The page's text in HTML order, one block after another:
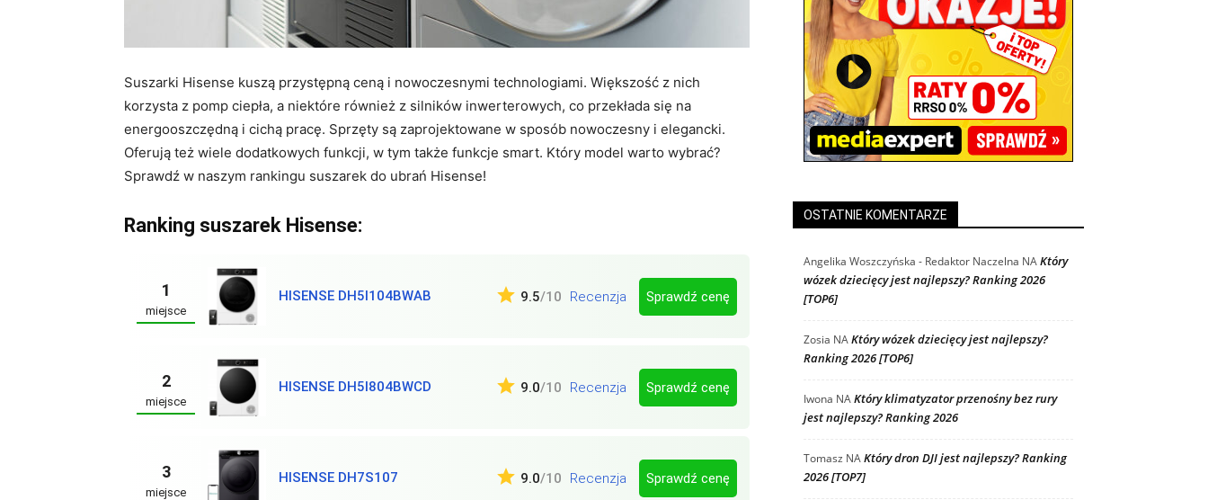
Suszarki Hisense kuszą przystępną ceną i nowoczesnymi technologiami. Większość z nich
korzysta z pomp ciepła, a niektóre również z silników inwerterowych, co przekłada się na
energooszczędną i cichą pracę. Sprzęty są zaprojektowane w sposób nowoczesny i elegancki.
Oferują też wiele dodatkowych funkcji, w tym także funkcje smart. Który model warto wybrać?
Sprawdź w naszym rankingu suszarek do ubrań Hisense!
Ranking suszarek Hisense:
1
miejsce
HISENSE DH5I104BWAB 9.5/10 Recenzja Sprawdź cenę
2
miejsce
HISENSE DH5I804BWCD 9.0/10 Recenzja Sprawdź cenę
3
miejsce
HISENSE DH7S107 9.0/10 Recenzja Sprawdź cenę
OSTATNIE KOMENTARZE
Angelika Woszczyńska - Redaktor Naczelna NAKtóry
wózek dziecięcy jest najlepszy? Ranking 2026
[TOP6]
Zosia NAKtóry wózek dziecięcy jest najlepszy?
Ranking 2026 [TOP6]
Iwona NAKtóry klimatyzator przenośny bez rury
jest najlepszy? Ranking 2026
Tomasz NAKtóry dron DJI jest najlepszy? Ranking
2026 [TOP7]